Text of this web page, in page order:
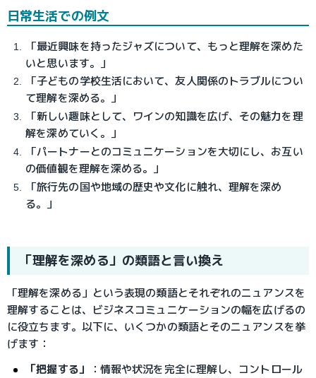
日常生活での例文
「最近興味を持ったジャズについて、もっと理解を深めた
いと思います。」
「子どもの学校生活において、友人関係のトラブルについ
て理解を深める。」
「新しい趣味として、ワインの知識を広げ、その魅力を理
解を深めていく。」
「パートナーとのコミュニケーションを大切にし、お互い
の価値観を理解を深める。」
「旅行先の国や地域の歴史や文化に触れ、理解を深め
る。」
「理解を深める」の類語と言い換え
「理解を深める」という表現の類語とそれぞれのニュアンスを
理解することは、ビジネスコミュニケーションの幅を広げるの
に役立ちます。以下に、いくつかの類語とそのニュアンスを挙
げます：
「把握する」
： 情報や状況を完全に理解し、コントロール